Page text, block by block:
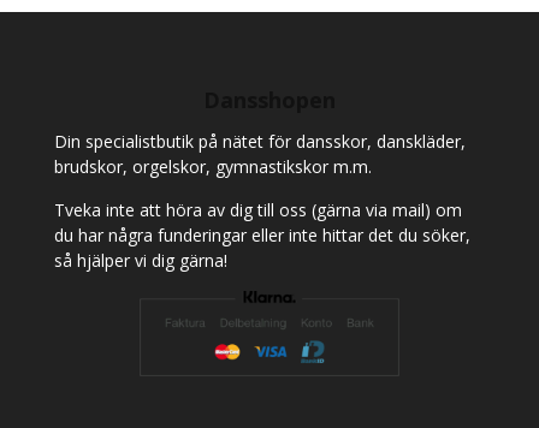
Din specialistbutik på nätet för dansskor, danskläder,
brudskor, orgelskor, gymnastikskor m.m.
Tveka inte att höra av dig till oss (gärna via mail) om
du har några funderingar eller inte hittar det du söker,
så hjälper vi dig gärna!